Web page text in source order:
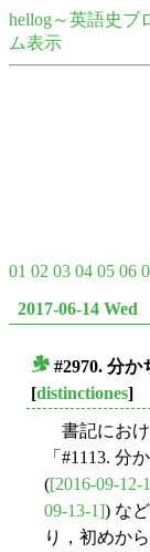
hellog～英語史ブ
ム表示
01 02 03 04 05 06
2017-06-14 Wed
#2970. 分
[distinctiones]
書記におけ
「#1113. 分
([2016-09-12-
09-13-1]) な
り，初めか